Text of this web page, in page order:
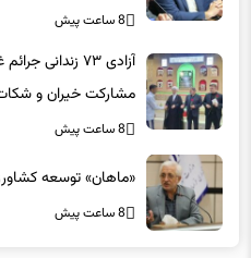
8 ساعت پیش
آزادی ۷۳
مشارکت خیران و
8 ساعت پیش
«ماهان» توسعه
8 ساعت پیش